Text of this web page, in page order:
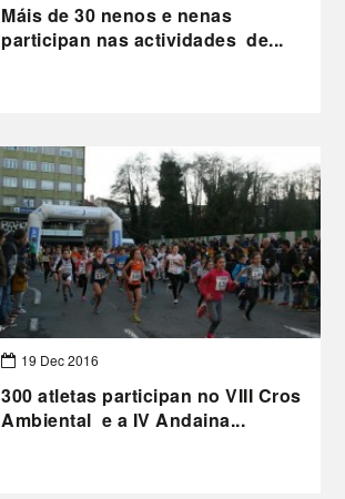
Máis de 30 nenos e nenas
participan nas actividades de...
19 Dec 2016
300 atletas participan no VIII Cros
Ambiental e a IV Andaina...